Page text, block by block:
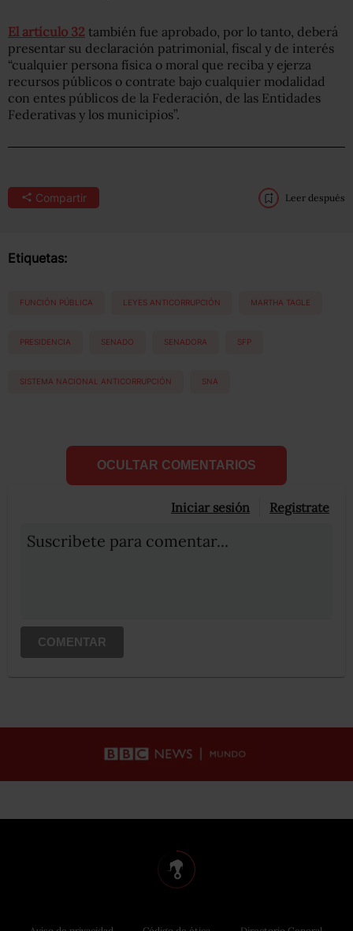
El artículo 32 también fue aprobado, por lo tanto, deberá
presentar su declaración patrimonial, fiscal y de interés
“cualquier persona física o moral que reciba y ejerza
recursos públicos o contrate bajo cualquier modalidad
con entes públicos de la Federación, de las Entidades
Federativas y los municipios”.
Compartir Leer después
Etiquetas:
FUNCIÓN PÚBLICA LEYES ANTICORRUPCIÓN MARTHA TAGLE
PRESIDENCIA SENADO SENADORA SFP
SISTEMA NACIONAL ANTICORRUPCIÓN SNA
OCULTAR COMENTARIOS
Iniciar sesión Registrate
Suscribete para comentar...
COMENTAR